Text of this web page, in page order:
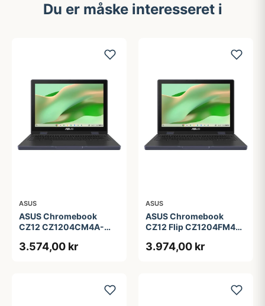
Du er måske interesseret i
ASUS
ASUS Chromebook
CZ12 CZ1204CM4A-
MediaTek Kompanio 540
3.574,00 kr
ASUS
ASUS Chromebook
CZ12 Flip CZ1204FM4A-
MediaTek Kompanio 540
3.974,00 kr